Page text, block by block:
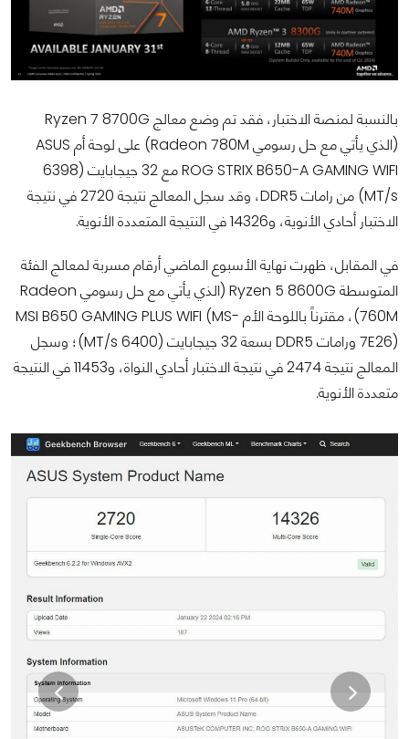
بالنسبة لمنصة الاختبار، فقد تم وضع معالج Ryzen 7 8700G
(الذي يأتي مع حل رسومي Radeon 780M) على لوحة أم ASUS
ROG STRIX B650-A GAMING WIFI مع 32 جيجابايت (6398
MT/s) من رامات DDR5، وقد سجل المعالج نتيجة 2720 في نتيجة
الاختبار أحادي الأنوية، و14326 في النتيجة المتعددة الأنوية.
في المقابل، ظهرت نهاية الأسبوع الماضي أرقام مسربة لمعالج الفئة
المتوسطة Ryzen 5 8600G (الذي يأتي مع حل رسومي Radeon
760M)، مقترناً باللوحة الأم MSI B650 GAMING PLUS WIFI (MS-
7E26) ورامات DDR5 بسعة 32 جيجابايت (6400 MT/s)؛ وسجل
المعالج نتيجة 2474 في نتيجة الاختبار أحادي النواة، و11453 في النتيجة
متعددة الأنوية.